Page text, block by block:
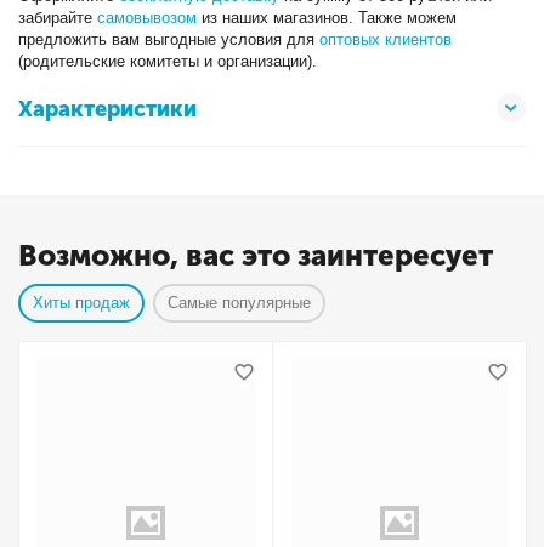
забирайтесамовывозом из наших магазинов. Также можем
предложить вам выгодные условия дляоптовых клиентов
(родительские комитеты и организации).
Характеристики
Возможно, вас это заинтересует
Хиты продаж Самые популярные